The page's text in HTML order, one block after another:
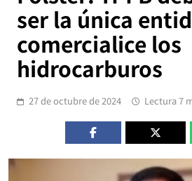
ser la única
comercialice los
hidrocarburos
27 de octubre de 2024 Lectura 7